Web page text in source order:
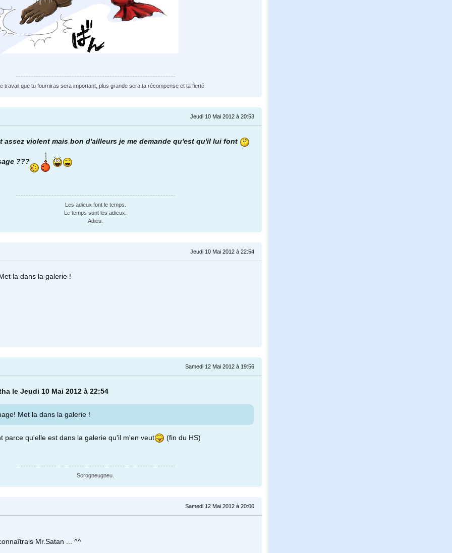
travail que tu fourniras sera important, plus grande sera ta récompense et ta fierté
Jeudi 10 Mai 2012 à 20:53
assez violent mais bon d'ailleurs je me demande qu'est qu'il lui font
???
Les adieux font le temps.
Le temps sont les adieux.
Adieu.
Jeudi 10 Mai 2012 à 22:54
la dans la galerie !
Samedi 12 Mai 2012 à 19:56
le Jeudi 10 Mai 2012 à 22:54
Met la dans la galerie !
parce qu'elle est dans la galerie qu'il m'en veut (fin du HS)
Scrogneugneu.
Samedi 12 Mai 2012 à 20:00
Mr.Satan ... ^^